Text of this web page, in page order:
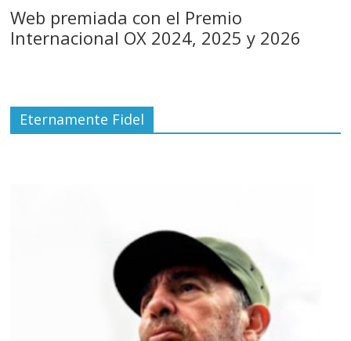
Web premiada con el Premio
Internacional OX 2024, 2025 y 2026
Eternamente Fidel